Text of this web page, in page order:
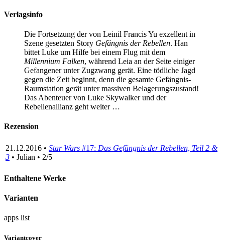
Verlagsinfo
Die Fortsetzung der von Leinil Francis Yu exzellent in
Szene gesetzten Story Gefängnis der Rebellen. Han
bittet Luke um Hilfe bei einem Flug mit dem
Millennium Falken, während Leia an der Seite einiger
Gefangener unter Zugzwang gerät. Eine tödliche Jagd
gegen die Zeit beginnt, denn die gesamte Gefängnis-
Raumstation gerät unter massiven Belagerungszustand!
Das Abenteuer von Luke Skywalker und der
Rebellenallianz geht weiter …
Rezension
21.12.2016 • Star Wars #17: Das Gefängnis der Rebellen, Teil 2 &
3 • Julian • 2/5
Enthaltene Werke
Varianten
apps list
Variantcover